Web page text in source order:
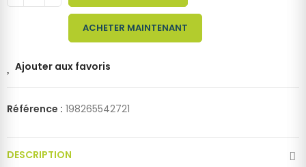
ACHETER MAINTENANT
Ajouter aux favoris
Référence : 198265542721
DESCRIPTION